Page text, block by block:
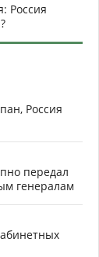
Россия
Россия
передал
генералам